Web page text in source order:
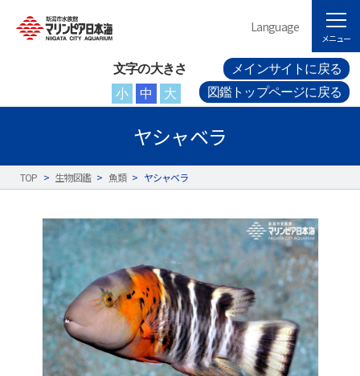
文字の大きさ
小
中 大
メインサイトに戻る
図鑑トップページに戻る
Language
メニュー
ヤシャベラ
TOP > 生物図鑑 > 魚類 > ヤシャベラ